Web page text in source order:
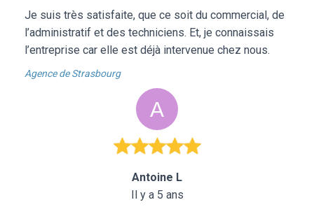
Je suis très satisfaite, que ce soit du commercial, de
l’administratif et des techniciens. Et, je connaissais
l’entreprise car elle est déjà intervenue chez nous.
Agence de Strasbourg
Antoine L
Il y a 5 ans